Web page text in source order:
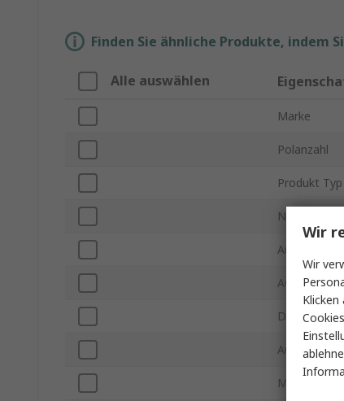
Finden Sie ähnliche Produkte, indem
Alle auswählen
Marke
Polanzahl
Produkt Typ
Nennstrom
Auslösestrom
AC-
DC-
Montageart
Wir
Wir